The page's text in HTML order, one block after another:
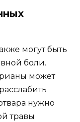
могут быть
боли.
может
нужно
травы